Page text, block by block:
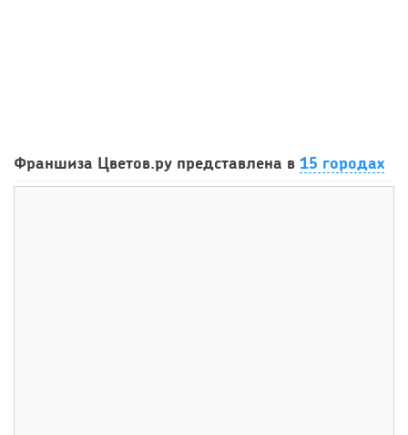
открытия заведения
Франшиза Цветов.ру представлена в 15 городах